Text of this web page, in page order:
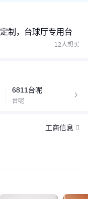
制，台球厅专用台
12人想买
6811台呢
台呢

工商信息